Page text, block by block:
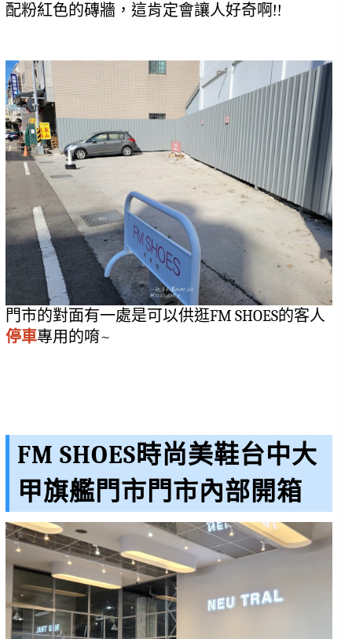
配粉紅色的磚牆，這肯定會讓人好奇啊!!
門市的對面有一處是可以供逛FM SHOES的客人
停車專用的唷~
FM SHOES時尚美鞋台中大
甲旗艦門市門市內部開箱